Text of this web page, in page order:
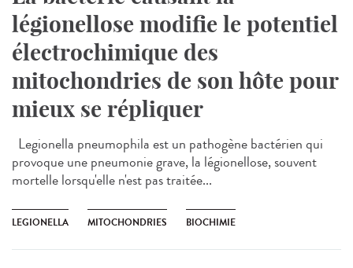
légionellose modifie le potentiel
électrochimique des
mitochondries de son hôte pour
mieux se répliquer
Legionella pneumophila est un pathogène bactérien qui
provoque une pneumonie grave, la légionellose, souvent
mortelle lorsqu'elle n'est pas traitée...
LEGIONELLA MITOCHONDRIES BIOCHIMIE